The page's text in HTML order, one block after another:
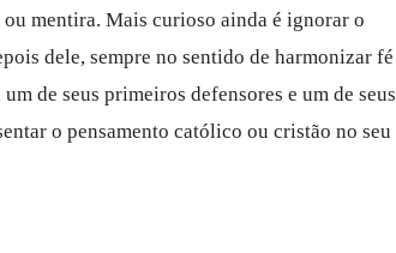
mentira. Mais curioso ainda é ignorar o
dele, sempre no sentido de harmonizar fé
de seus primeiros defensores e um de seus
o pensamento católico ou cristão no seu